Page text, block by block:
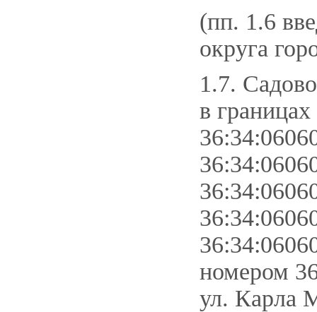
(пп. 1.6
округа
1.7.
в
номером
ул. Карла